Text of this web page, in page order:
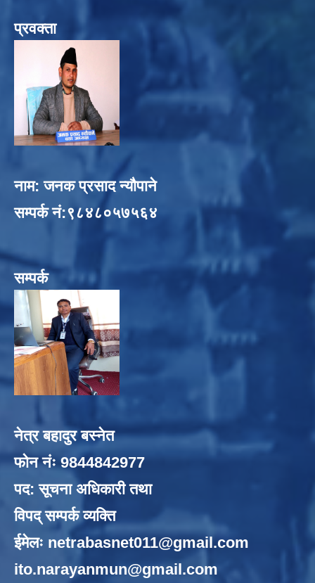
प्रवक्ता
नाम: जनक प्रसाद न्यौपाने
सम्पर्क नं:९८४८०५७५६४
सम्पर्क
नेत्र बहादुर बस्नेत
फोन नंः 9844842977
पद: सूचना अधिकारी तथा
विपद् सम्पर्क व्यक्ति
ईमेलः netrabasnet011@gmail.com
ito.narayanmun@gmail.com